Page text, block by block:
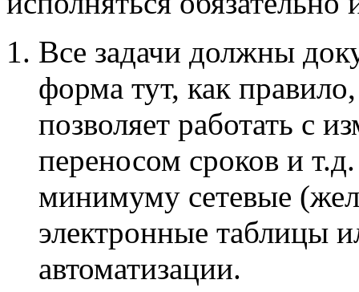
Все задачи должны
форма тут, как
позволяет работать с
переносом сроков и
минимуму сетевые
электронные таблицы
автоматизации.